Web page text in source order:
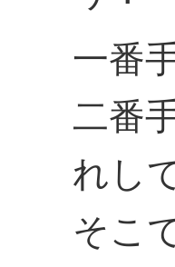
一番
二番
れし
そこ